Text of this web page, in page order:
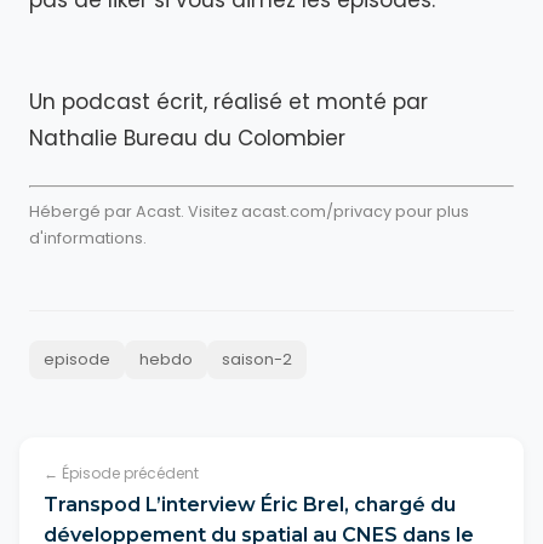
Un podcast écrit, réalisé et monté par
Nathalie Bureau du Colombier
Hébergé par Acast. Visitez acast.com/privacy pour plus
d'informations.
episode hebdo saison-2
← Épisode précédent
Transpod L’interview Éric Brel, chargé du
développement du spatial au CNES dans le